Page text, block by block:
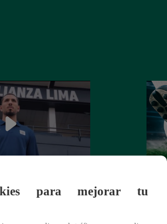
a Sergio Peña
para el Torneo
para mejorar tu